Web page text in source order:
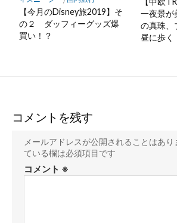
【今月のDisney旅2019】そ
の２ ダッフィーグッズ爆
買い！？
一夜景が
の真珠、
昼に歩く
コメントを残す
メールアドレスが公開されることはあり
ている欄は必須項目です
コメント ※